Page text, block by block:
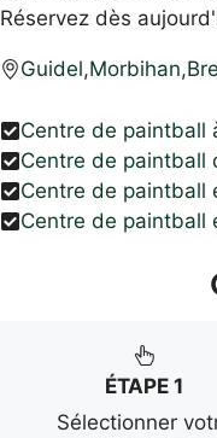
Réservez dès
Guidel,Morbihan,
Centre de paintball
Centre de paintball
Centre de paintball
Centre de paintball
ÉTAPE 1
Sélectionner